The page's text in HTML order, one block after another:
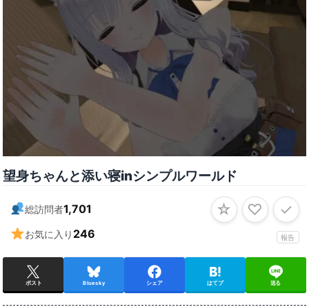
望身ちゃんと添い寝inシンプルワールド
総訪問者1,701
お気に入り 246 報告
☆ ♡ ✓
ポスト Bluesky シェア はてブ 送る